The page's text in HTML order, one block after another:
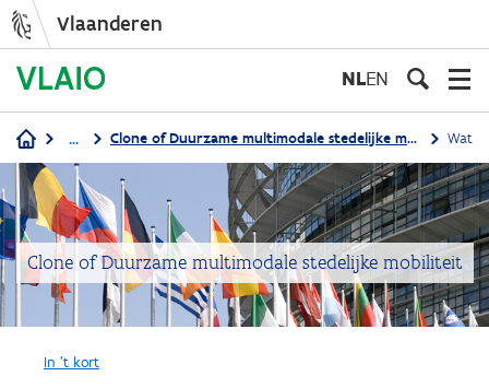
inhoud
gaan
Vlaanderen
NLEN
Kruimelpad
... Clone of Duurzame multimodale stedelijke mobiliteit Wat
Clone of Duurzame multimodale stedelijke mobiliteit
In 't kort